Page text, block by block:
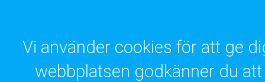
Vi använder cookies för att ge
webbplatsen godkänner du